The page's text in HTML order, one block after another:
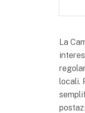
La
locali.